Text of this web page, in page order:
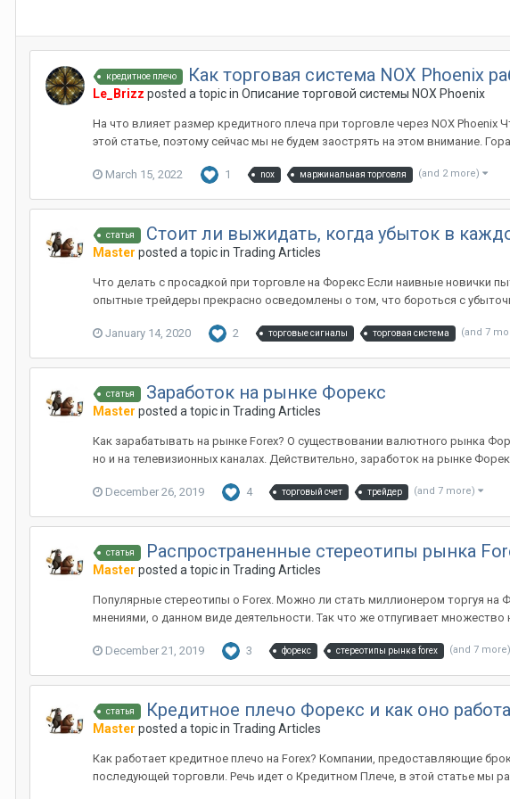
кредитное плечо Как торговая система NOX Phoenix
Le_Brizz posted a topic in Описание торговой системы NOX Phoenix
На что влияет размер кредитного плеча при торговле через NOX
этой статье, поэтому сейчас мы не будем заострять на этом внимание.
March 15, 2022 1 nox маржинальная торговля (and 2 more)
статья Стоит ли выжидать, когда убыток в
Master posted a topic in Trading Articles
Что делать с просадкой при торговле на Форекс Если наивные новички
опытные трейдеры прекрасно осведомлены о том, что бороться с
January 14, 2020 2 торговые сигналы торговая система (and 7
статья Заработок на рынке Форекс
Master posted a topic in Trading Articles
Как зарабатывать на рынке Forex? О существовании валютного рынка
но и на телевизионных каналах. Действительно, заработок на рынке
December 26, 2019 4 торговый счет трейдер (and 7 more)
статья Распространенные стереотипы рынка
Master posted a topic in Trading Articles
Популярные стереотипы о Forex. Можно ли стать миллионером торгуя на
мнениями, о данном виде деятельности. Так что же отпугивает
December 21, 2019 3 форекс стереотипы рынка forex (and 7 more)
статья Кредитное плечо Форекс и как оно
Master posted a topic in Trading Articles
Как работает кредитное плечо на Forex? Компании, предоставляющие
последующей торговли. Речь идет о Кредитном Плече, в этой статье мы